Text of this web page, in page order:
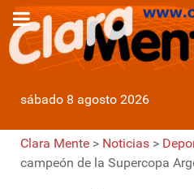
sábado 8 agosto 2026
Clara Mente > Noticias >
campeón de la Supercopa